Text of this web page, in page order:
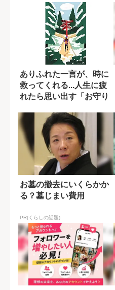
ありふれた一言が、時に
救ってくれる...人生に疲
れたら思い出す「お守り
お墓の撤去にいくらかか
る？墓じまい費用
PR(くらしの話題)